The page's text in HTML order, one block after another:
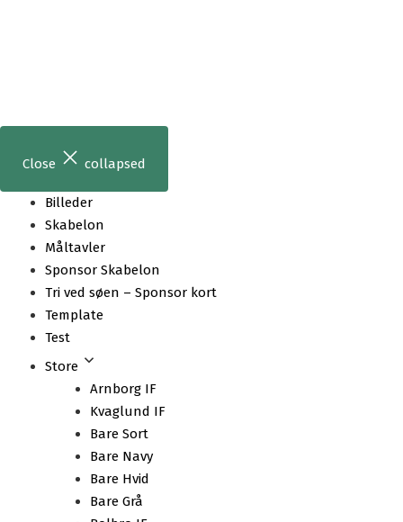
Close collapsed
Billeder
Skabelon
Måltavler
Sponsor Skabelon
Tri ved søen – Sponsor kort
Template
Test
Store
Arnborg IF
Kvaglund IF
Bare Sort
Bare Navy
Bare Hvid
Bare Grå